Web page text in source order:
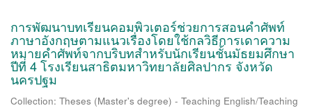
การพัฒนาบทเรียนคอมพิวเตอร์ช่วยการสอนคำศัพท์
ภาษาอังกฤษตามแนวเรื่องโดยใช้กลวิธีการเดาความ
หมายคำศัพท์จากบริบทสำหรับนักเรียนชั้นมัธยมศึกษา
ปีที่ 4 โรงเรียนสาธิตมหาวิทยาลัยศิลปากร จังหวัด
นครปฐม
Collection: Theses (Master's degree) - Teaching English/Teaching